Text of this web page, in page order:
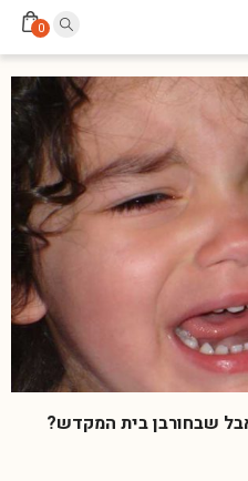
0
שבחורבן בית המקדש?